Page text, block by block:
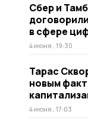
Сбер и
в сфере
4 июня , 19:30
Тарас
новым
4 июня , 17:03